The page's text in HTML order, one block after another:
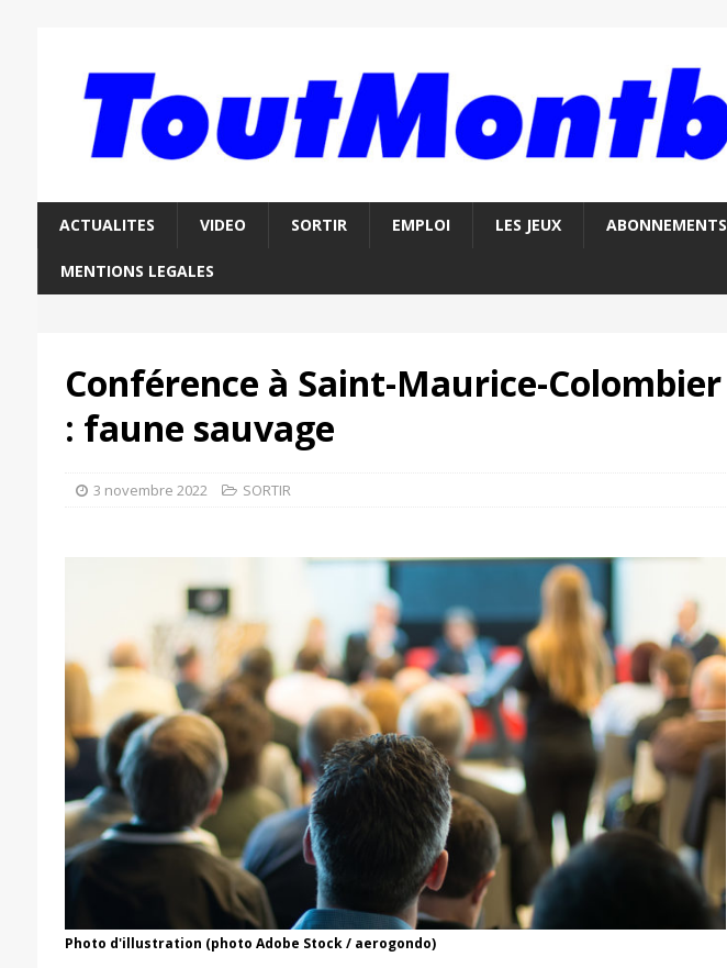
ACTUALITES VIDEO SORTIR EMPLOI LES JEUX ABONNEMENTS
MENTIONS LEGALES
Conférence à Saint-Maurice-Colombier
: faune sauvage
3 novembre 2022 SORTIR
Photo d'illustration (photo Adobe Stock / aerogondo)